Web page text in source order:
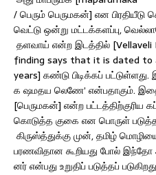
/ பெரும் பெருமகன்] என பிரதியீடு
வெட்டு ஒன்று மட்டக்களப்பு,
தளவாய் என்ற இடத்தில் [Vellaveli
finding says that it is dated to
years] கண்டு பிடிக்கப் பட்டுள்ளது.
க ஷமதய லெணே’ என்பதாகும். இதை
[பெருமகன்] என்ற
கொடுத்த குகை என பொருள்
கிருஸ்த்துக்கு முன், தமிழ்
பரணவிதான கூறியது போல் இந்தோ
னர் என்பது உறுதிப் படுத்தப்